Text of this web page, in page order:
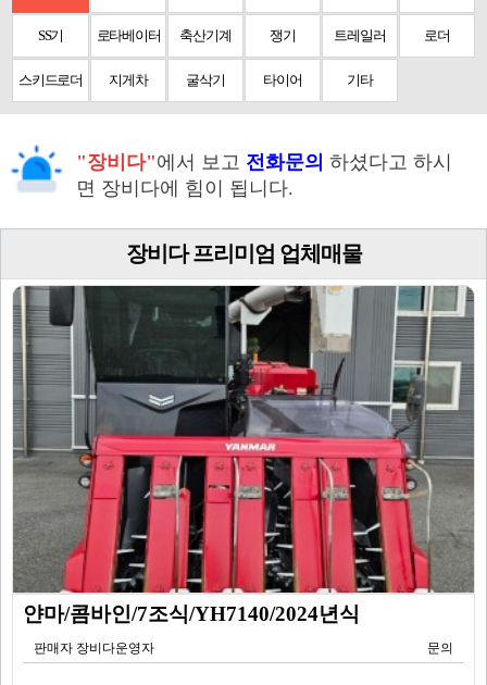
SS기 로타베이터 축산기계 쟁기 트레일러 로더
스키드로더 지게차 굴삭기 타이어 기타
"장비다"에서 보고 전화문의 하셨다고 하시
면 장비다에 힘이 됩니다.
장비다 프리미엄 업체매물
얀마/콤바인/7조식/YH7140/2024년식
판매자 장비다운영자 문의